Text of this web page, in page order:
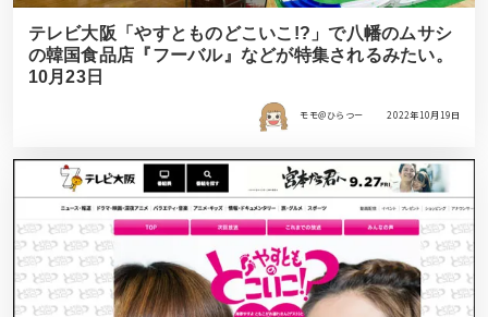
テレビ大阪「やすとものどこいこ!?」で八幡のムサシ
の韓国食品店『フーバル』などが特集されるみたい。
10月23日
モモ＠ひらつー 2022年10月19日